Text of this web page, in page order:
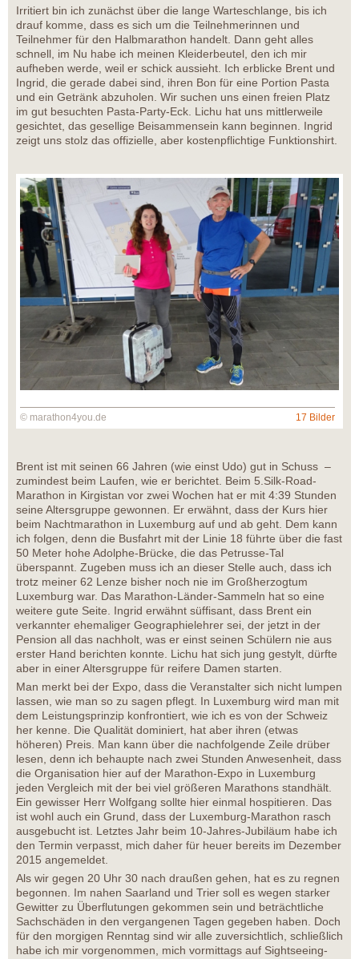
Irritiert bin ich zunächst über die lange Warteschlange, bis ich
drauf komme, dass es sich um die Teilnehmerinnen und
Teilnehmer für den Halbmarathon handelt. Dann geht alles
schnell, im Nu habe ich meinen Kleiderbeutel, den ich mir
aufheben werde, weil er schick aussieht. Ich erblicke Brent und
Ingrid, die gerade dabei sind, ihren Bon für eine Portion Pasta
und ein Getränk abzuholen. Wir suchen uns einen freien Platz
im gut besuchten Pasta-Party-Eck. Lichu hat uns mittlerweile
gesichtet, das gesellige Beisammensein kann beginnen. Ingrid
zeigt uns stolz das offizielle, aber kostenpflichtige Funktionshirt.
© marathon4you.de 17 Bilder
Brent ist mit seinen 66 Jahren (wie einst Udo) gut in Schuss –
zumindest beim Laufen, wie er berichtet. Beim 5.Silk-Road-
Marathon in Kirgistan vor zwei Wochen hat er mit 4:39 Stunden
seine Altersgruppe gewonnen. Er erwähnt, dass der Kurs hier
beim Nachtmarathon in Luxemburg auf und ab geht. Dem kann
ich folgen, denn die Busfahrt mit der Linie 18 führte über die fast
50 Meter hohe Adolphe-Brücke, die das Petrusse-Tal
überspannt. Zugeben muss ich an dieser Stelle auch, dass ich
trotz meiner 62 Lenze bisher noch nie im Großherzogtum
Luxemburg war. Das Marathon-Länder-Sammeln hat so eine
weitere gute Seite. Ingrid erwähnt süffisant, dass Brent ein
verkannter ehemaliger Geographielehrer sei, der jetzt in der
Pension all das nachholt, was er einst seinen Schülern nie aus
erster Hand berichten konnte. Lichu hat sich jung gestylt, dürfte
aber in einer Altersgruppe für reifere Damen starten.
Man merkt bei der Expo, dass die Veranstalter sich nicht lumpen
lassen, wie man so zu sagen pflegt. In Luxemburg wird man mit
dem Leistungsprinzip konfrontiert, wie ich es von der Schweiz
her kenne. Die Qualität dominiert, hat aber ihren (etwas
höheren) Preis. Man kann über die nachfolgende Zeile drüber
lesen, denn ich behaupte nach zwei Stunden Anwesenheit, dass
die Organisation hier auf der Marathon-Expo in Luxemburg
jeden Vergleich mit der bei viel größeren Marathons standhält.
Ein gewisser Herr Wolfgang sollte hier einmal hospitieren. Das
ist wohl auch ein Grund, dass der Luxemburg-Marathon rasch
ausgebucht ist. Letztes Jahr beim 10-Jahres-Jubiläum habe ich
den Termin verpasst, mich daher für heuer bereits im Dezember
2015 angemeldet.
Als wir gegen 20 Uhr 30 nach draußen gehen, hat es zu regnen
begonnen. Im nahen Saarland und Trier soll es wegen starker
Gewitter zu Überflutungen gekommen sein und beträchtliche
Sachschäden in den vergangenen Tagen gegeben haben. Doch
für den morgigen Renntag sind wir alle zuversichtlich, schließlich
habe ich mir vorgenommen, mich vormittags auf Sightseeing-